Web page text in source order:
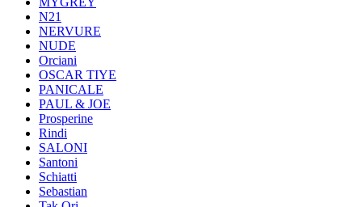
N21
NERVURE
NUDE
Orciani
OSCAR TIYE
PANICALE
PAUL & JOE
Prosperine
Rindi
SALONI
Santoni
Schiatti
Sebastian